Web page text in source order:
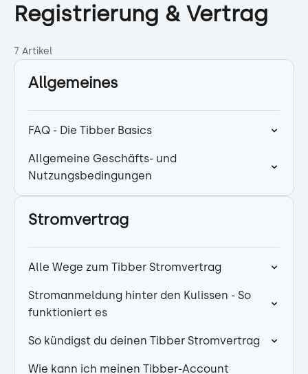
Registrierung & Vertrag
7 Artikel
Allgemeines
FAQ - Die Tibber Basics
Allgemeine Geschäfts- und
Nutzungsbedingungen
Stromvertrag
Alle Wege zum Tibber Stromvertrag
Stromanmeldung hinter den Kulissen - So
funktioniert es
So kündigst du deinen Tibber Stromvertrag
Wie kann ich meinen Tibber-Account